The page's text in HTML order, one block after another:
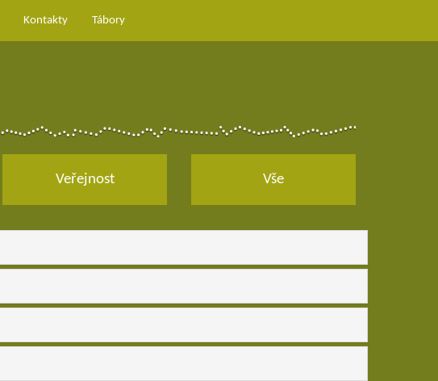
Kontakty Tábory
Veřejnost Vše